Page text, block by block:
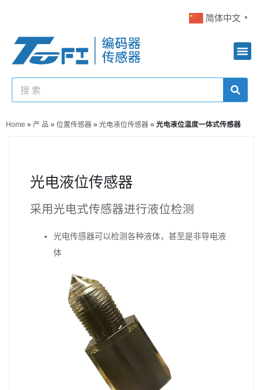
简体中文 ▼
Home » 产 品 » 位置传感器 » 光电液位传感器 » 光电液位温度一体式传感器
光电液位传感器
采用光电式传感器进行液位检测
光电传感器可以检测各种液体，甚至是非导电液
体